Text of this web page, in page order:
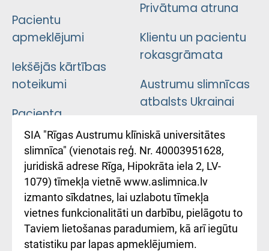
Pacientu
apmeklējumi
Iekšējās kārtības
noteikumi
Pacienta
atsauksmju/sūdzību
iesniegšanas
kārtība
Kā pie mums nokļūt
Rēķinu apmaksas
ceļvedis
Privātuma atruna
Klientu un pacientu
rokasgrāmata
Austrumu slimnīcas
atbalsts Ukrainai
Підтримка Східної
лікарні та співпраця з
Україною
SIA "Rīgas Austrumu klīniskā universitātes
slimnīca" (vienotais reģ. Nr. 40003951628,
juridiskā adrese Rīga, Hipokrāta iela 2, LV-
1079) tīmekļa vietnē www.aslimnica.lv
izmanto sīkdatnes, lai uzlabotu tīmekļa
vietnes funkcionalitāti un darbību, pielāgotu to
Taviem lietošanas paradumiem, kā arī iegūtu
statistiku par lapas apmeklējumiem.